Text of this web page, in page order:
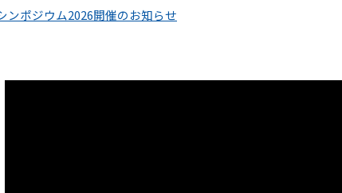
ンポジウム2026開催のお知らせ